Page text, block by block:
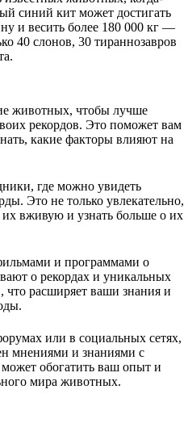
синий кит может достигать
и весить более 180 000 кг —
40 слонов, 30 тираннозавров
животных, чтобы лучше
рекордов. Это поможет вам
какие факторы влияют на
где можно увидеть
Это не только увлекательно,
их вживую и узнать больше о их
и программами о
о рекордах и уникальных
что расширяет ваши знания и
или в социальных сетях,
мнениями и знаниями с
обогатить ваш опыт и
мира животных.